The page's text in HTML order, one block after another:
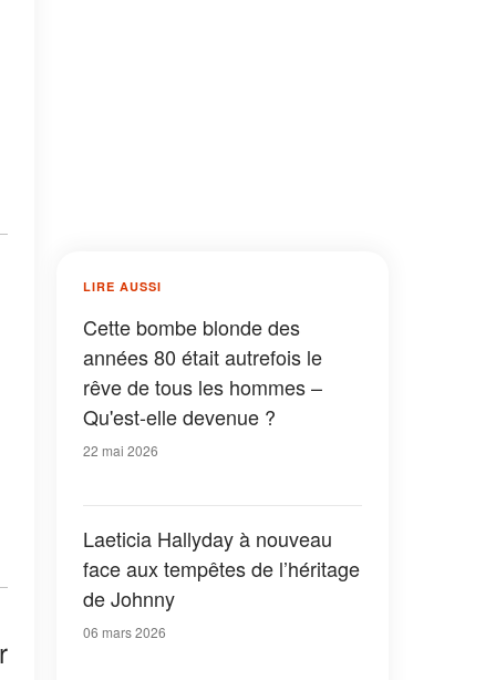
LIRE AUSSI
Cette bombe blonde des
années 80 était autrefois le
rêve de tous les hommes –
Qu'est-elle devenue ?
22 mai 2026
Laeticia Hallyday à nouveau
face aux tempêtes de l’héritage
de Johnny
06 mars 2026